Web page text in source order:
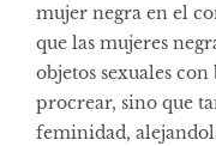
mujer negra en el
que las mujeres
objetos sexuales
procrear, sino que
feminidad,